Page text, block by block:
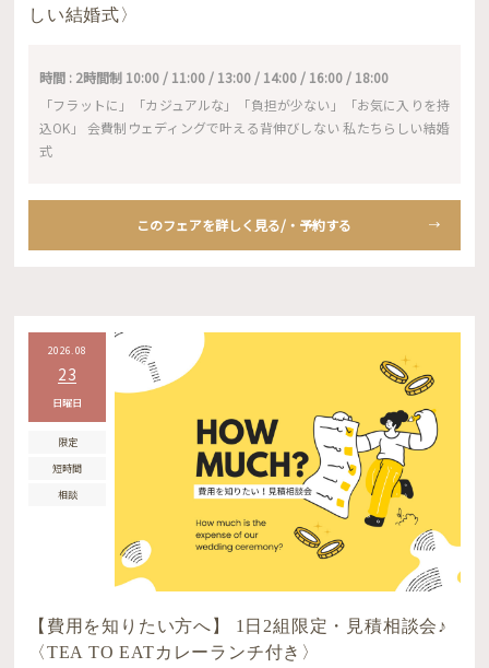
しい結婚式〉
時間 : 2時間制 10:00 / 11:00 / 13:00 / 14:00 / 16:00 / 18:00
「フラットに」「カジュアルな」「負担が少ない」「お気に入りを持
込OK」 会費制ウェディングで叶える背伸びしない 私たちらしい結婚
式
このフェアを詳しく見る/・予約する
2026.08
23
日曜日
限定
短時間
相談
【費用を知りたい方へ】 1日2組限定・見積相談会♪
〈TEA TO EATカレーランチ付き〉